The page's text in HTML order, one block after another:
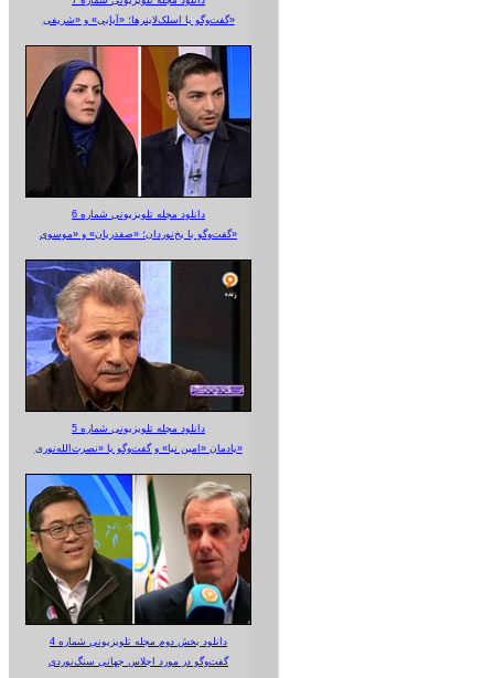
گفت‌وگو با اسلک‌لاینرها؛ «آبایی» و «شریفی»
دانلود مجله تلویزیونی شماره 6
گفت‌وگو با یخ‌نوردان؛ «صفدریان» و «موسوی»
دانلود مجله تلویزیونی شماره 5
یادمان «امین نیا» و گفت‌وگو با «نصرت‌الله‌نوری»
دانلود بخش دوم مجله تلویزیونی شماره 4
گفت‌وگو در مورد اجلاس جهانی سنگ‌نوردی